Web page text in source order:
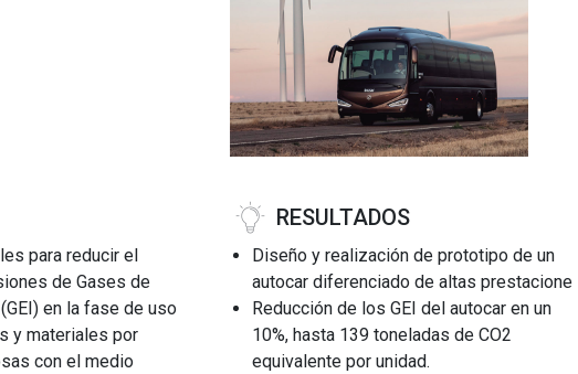
para reducir el
de Gases de
en la fase de uso
y materiales por
con el medio
RESULTADOS
Diseño y realización de prototipo de un
autocar diferenciado de altas prestacione
Reducción de los GEI del autocar en un
10%, hasta 139 toneladas de CO2
equivalente por unidad.